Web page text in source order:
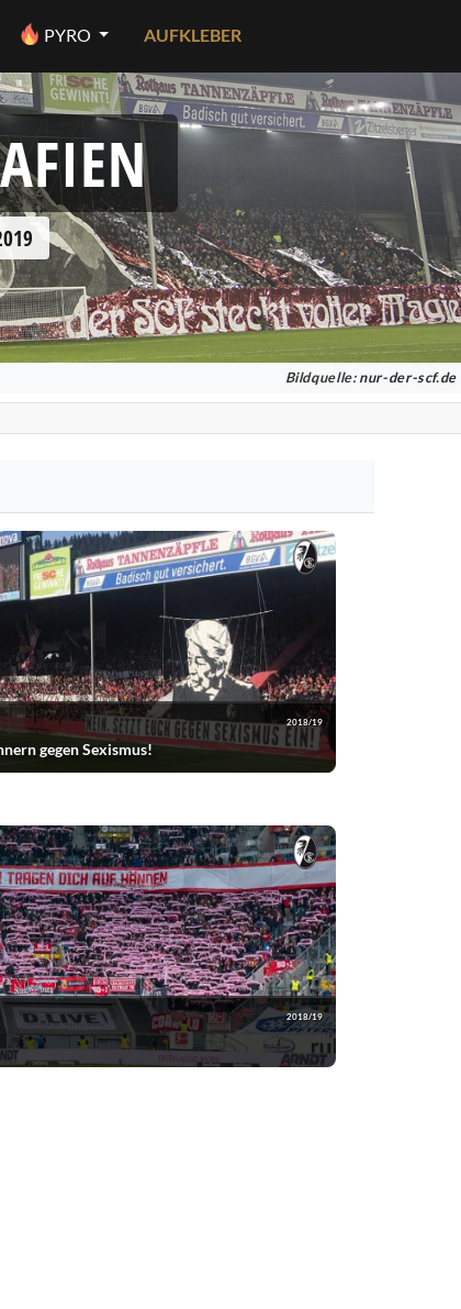
PYRO AUFKLEBER
Bildquelle: nur-der-scf.de
2018/19
gegen Sexismus!
2018/19